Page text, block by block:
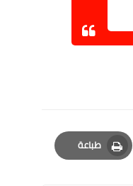
طباعة
Print